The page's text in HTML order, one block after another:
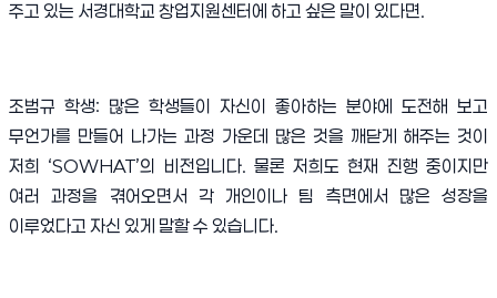
주고 있는 서경대학교 창업지원센터에 하고 싶은 말이 있다면.
조범규 학생: 많은 학생들이 자신이 좋아하는 분야에 도전해 보고
무언가를 만들어 나가는 과정 가운데 많은 것을 깨닫게 해주는 것이
저희 ‘SOWHAT’의 비전입니다. 물론 저희도 현재 진행 중이지만
여러 과정을 겪어오면서 각 개인이나 팀 측면에서 많은 성장을
이루었다고 자신 있게 말할 수 있습니다